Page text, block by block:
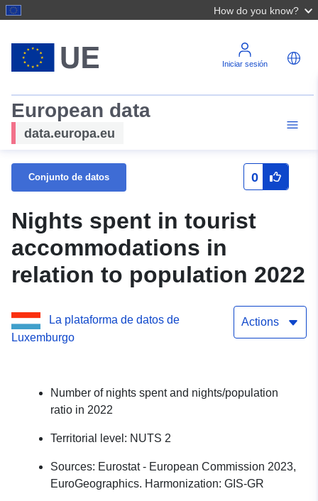
How do you know?
Iniciar sesión
European data
data.europa.eu
Conjunto de datos 0
Nights spent in tourist
accommodations in
relation to population 2022
La plataforma de datos de
Luxemburgo
Actions
Number of nights spent and nights/population
ratio in 2022
Territorial level: NUTS 2
Sources: Eurostat - European Commission 2023,
EuroGeographics. Harmonization: GIS-GR